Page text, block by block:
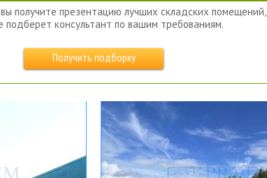
вы получите презентацию лучших складских помещений,
подберет консультант по вашим требованиям.
Получить подборку